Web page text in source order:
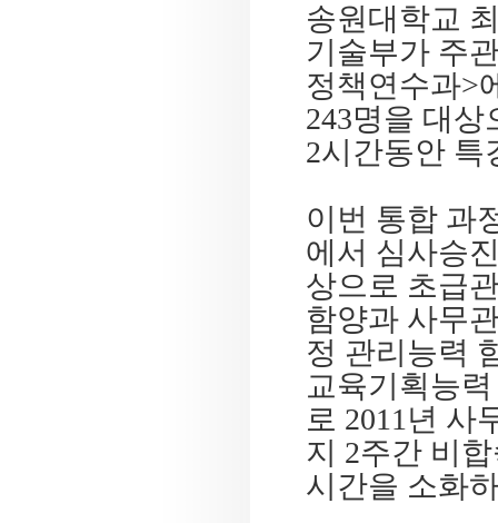
송원대학교
기술부가 주
정책연수과>
243명을 대상
2시간동안 특
이번 통합 과
에서 심사승
상으로 초급
함양과 사무
정 관리능력
교육기획능
로 2011년 사
지 2주간 비
시간을 소화